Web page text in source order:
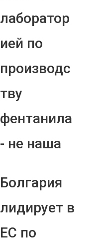
лаборатор
ией по
производс
тву
фентанила
- не наша
Болгария
лидирует в
ЕС по